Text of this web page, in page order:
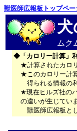
獣医師広報板トップペー
犬
ムク
◆「カロリー計算」
★計算されたカロ
★このカロリー計
得られる情報の
★現在ヒルズ社の
の違いが生じてい
獣医師広報板と